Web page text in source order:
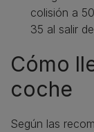
colisión a
35 al salir
Cómo
coche
Según las